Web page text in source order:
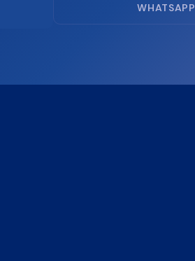
WHATSAPP